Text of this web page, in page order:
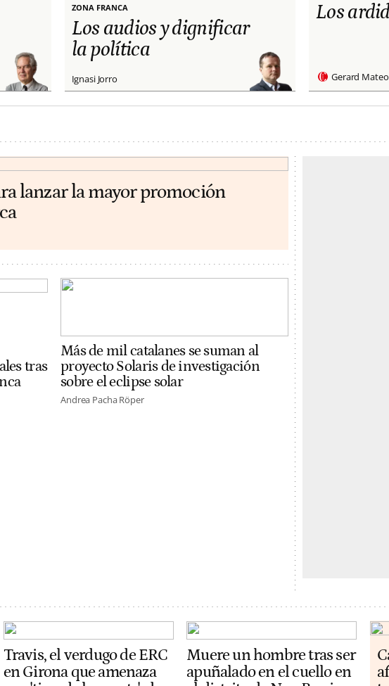
ZONA FRANCA
Los audios y dignificar
la política
Ignasi Jorro
Los
Gerard Mateo
lanzar la mayor promoción
tras
Más de mil catalanes se suman al
proyecto Solaris de investigación
sobre el eclipse solar
Andrea Pacha Röper
Travis, el verdugo de ERC
en Girona que amenaza
Muere un hombre tras ser
apuñalado en el cuello en